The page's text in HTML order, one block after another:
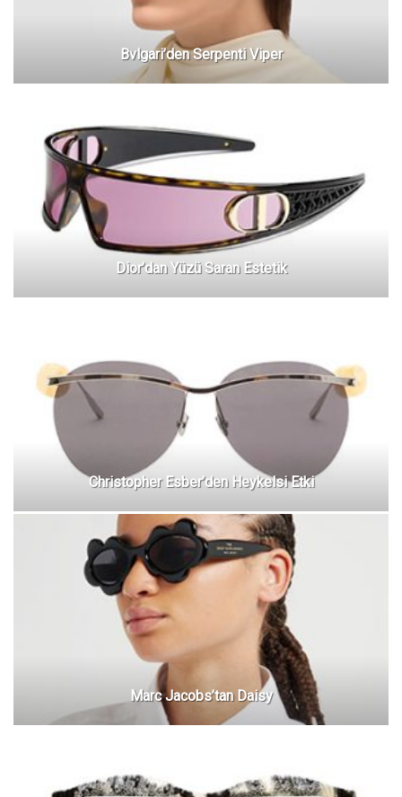
Bvlgari’den Serpenti Viper
Dior’dan Yüzü Saran Estetik
Christopher Esber’den Heykelsi Etki
Marc Jacobs’tan Daisy